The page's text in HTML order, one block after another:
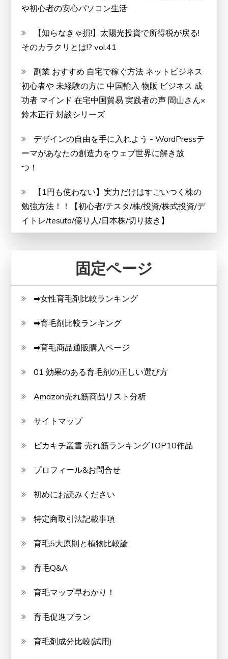
や初心者の安心パソコン生活
【知らなきゃ損!】太陽光投資で所得税が戻る!
そのカラクリとは!? vol.41
副業 おすすめ 自宅で稼ぐ方法 ネットビジネス
初心者や 未経験の方に 中国輸入 物販 ビジネス 成
功者 マインド 在宅中国貿易 実践者の声 間山さん×
鈴木正行 対談シリーズ
デザインの自由を手に入れよう - WordPressテ
ーマがあなたの創造力をウェブ世界に解き放
つ！
【1円も使わない】実力だけはすごいつく株の
勉強方法！！【初心者/テスタ/株/投資/株式投資/デ
イトレ/tesuta/億り人/日本株/切り抜き】
固定ページ
➡女性育毛剤比較ランキング
➡育毛剤比較ランキング
➡育毛商品通販購入ページ
01 効果のある育毛剤の正しい選び方
Amazon売れ筋商品リスト分析
サイトマップ
ピカキチ叢書 売れ筋ランキングTOP10作品
プロフィール&お問合せ
初めにお読みください
特定商取引法記載事項
育毛5大原則と植物比較論
育毛Q&A
育毛マップ早わかり！
育毛促進プラン
育毛剤成分比較(試用)